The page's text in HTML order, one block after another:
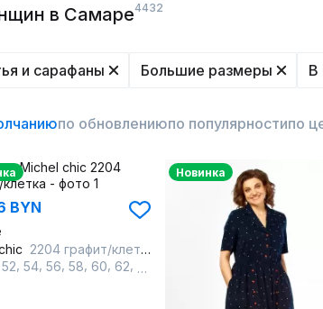
в Самаре4432
и сарафаны Большие размеры В
по обновлениюпо популярностипо
BYN
2204 графит/клетка
52 54 56 58 60 62
Новинка